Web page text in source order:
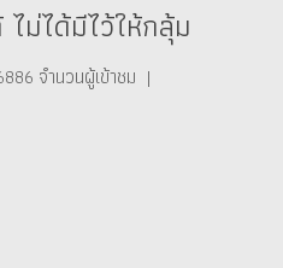
ม่ได้มีไว้ให้กลุ้ม
จำนวนผู้เข้าชม |